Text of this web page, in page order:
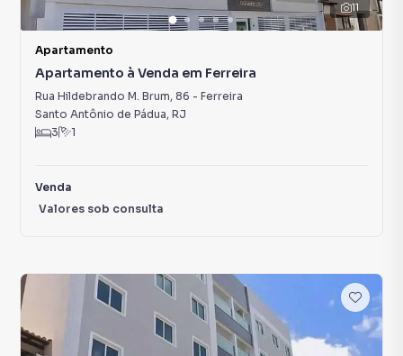
11
Apartamento
Apartamento à Venda em Ferreira
Rua Hildebrando M. Brum, 86 - Ferreira
Santo Antônio de Pádua, RJ
3
1
Venda
Valores sob consulta